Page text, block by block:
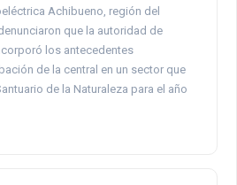
Achibueno, región del
que la autoridad de
los antecedentes
de la central en un sector que
de la Naturaleza para el año